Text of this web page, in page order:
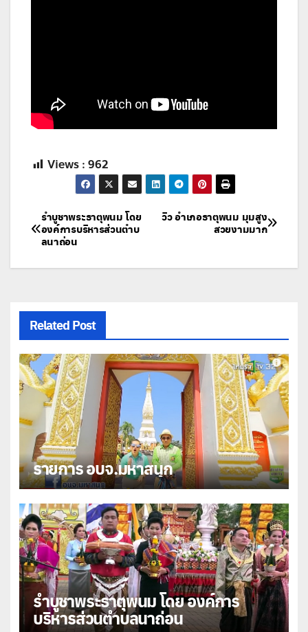
Views : 962
แนะแนว
เรื่อง
วิว อำเภอธาตุพนม มุมสูง
สวยงามมาก
รำบูชาพระธาตุพนม โดย
องค์การบริหารส่วนตําบ
ลนาถ่อน
Related Post
รายการ อบจ.มหาสนุก
รำบูชาพระธาตุพนม โดย องค์การ
บริหารส่วนตําบลนาถ่อน